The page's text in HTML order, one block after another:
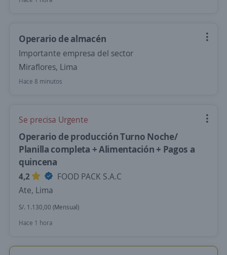
Operario de almacén
Importante empresa del sector
Miraflores, Lima
Hace 8 minutos
Se precisa Urgente
Operario de producción Turno Noche/
Planilla completa + Alimentación + Pagos a
quincena
4,2
FOOD PACK S.A.C
Ate, Lima
S/. 1.130,00 (Mensual)
Hace 1 hora